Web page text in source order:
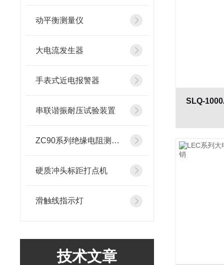
动平衡测量仪
大电流发生器
手表式近电报警器
串联谐振耐压试验装置
ZC90系列绝缘电阻测试仪
硬质冲头标距打点机
滑触线指示灯
技术文章